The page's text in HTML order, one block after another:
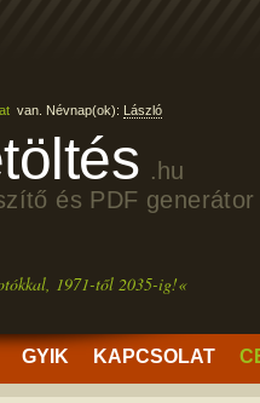
.hu
és PDF generátor
1971-től 2035-ig!«
GYIK KAPCSOLAT
van. Névnap(ok): László